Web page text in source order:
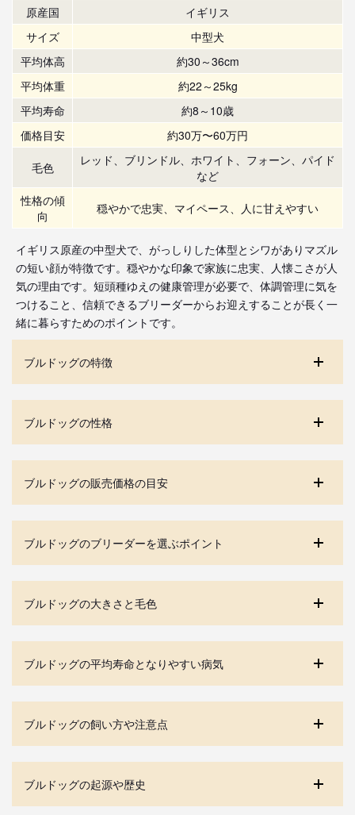
原産国
イギリス
サイズ
中型犬
平均体高
約30～36cm
平均体重
約22～25kg
平均寿命
約8～10歳
価格目安
約30万〜60万円
毛色
レッド、ブリンドル、ホワイト、フォーン、パイド
など
性格の傾
向
穏やかで忠実、マイペース、人に甘えやすい
イギリス原産の中型犬で、がっしりした体型とシワがありマズル
の短い顔が特徴です。穏やかな印象で家族に忠実、人懐こさが人
気の理由です。短頭種ゆえの健康管理が必要で、体調管理に気を
つけること、信頼できるブリーダーからお迎えすることが長く一
緒に暮らすためのポイントです。
ブルドッグの特徴
ブルドッグの性格
ブルドッグの販売価格の目安
ブルドッグのブリーダーを選ぶポイント
ブルドッグの大きさと毛色
ブルドッグの平均寿命となりやすい病気
ブルドッグの飼い方や注意点
ブルドッグの起源や歴史